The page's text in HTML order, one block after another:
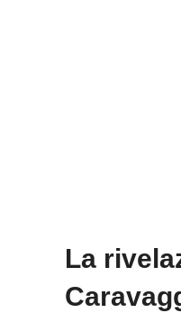
La